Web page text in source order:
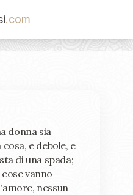
.com
donna sia
e debole, e
di una spada;
vanno
nessun